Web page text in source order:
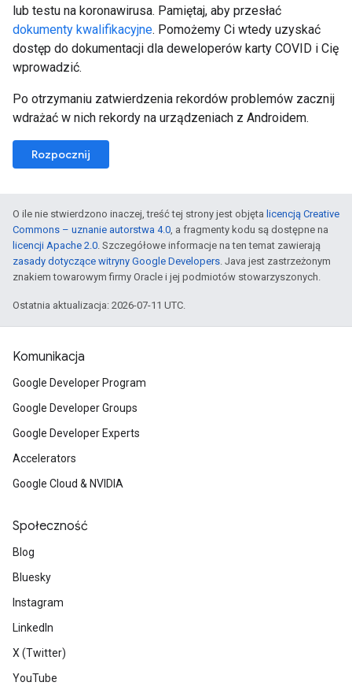
lub testu na koronawirusa. Pamiętaj, aby przesłać
dokumenty kwalifikacyjne. Pomożemy Ci wtedy uzyskać
dostęp do dokumentacji dla deweloperów karty COVID i Cię
wprowadzić.
Po otrzymaniu zatwierdzenia rekordów problemów zacznij
wdrażać w nich rekordy na urządzeniach z Androidem.
Rozpocznij
O ile nie stwierdzono inaczej, treść tej strony jest objęta licencją Creative
Commons – uznanie autorstwa 4.0, a fragmenty kodu są dostępne na
licencji Apache 2.0. Szczegółowe informacje na ten temat zawierają
zasady dotyczące witryny Google Developers. Java jest zastrzeżonym
znakiem towarowym firmy Oracle i jej podmiotów stowarzyszonych.
Ostatnia aktualizacja: 2026-07-11 UTC.
Komunikacja
Google Developer Program
Google Developer Groups
Google Developer Experts
Accelerators
Google Cloud & NVIDIA
Społeczność
Blog
Bluesky
Instagram
LinkedIn
X (Twitter)
YouTube